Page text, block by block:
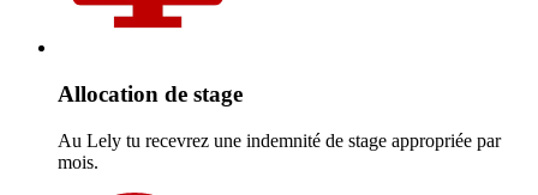
Allocation de stage
Au Lely tu recevrez une indemnité de stage appropriée par
mois.